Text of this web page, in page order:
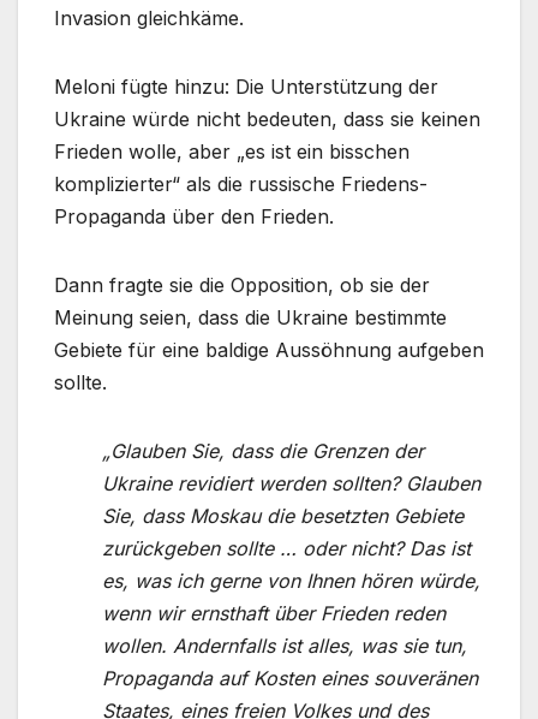
Invasion gleichkäme.
Meloni fügte hinzu: Die Unterstützung der
Ukraine würde nicht bedeuten, dass sie keinen
Frieden wolle, aber „es ist ein bisschen
komplizierter“ als die russische Friedens-
Propaganda über den Frieden.
Dann fragte sie die Opposition, ob sie der
Meinung seien, dass die Ukraine bestimmte
Gebiete für eine baldige Aussöhnung aufgeben
sollte.
„Glauben Sie, dass die Grenzen der
Ukraine revidiert werden sollten? Glauben
Sie, dass Moskau die besetzten Gebiete
zurückgeben sollte … oder nicht? Das ist
es, was ich gerne von Ihnen hören würde,
wenn wir ernsthaft über Frieden reden
wollen. Andernfalls ist alles, was sie tun,
Propaganda auf Kosten eines souveränen
Staates, eines freien Volkes und des